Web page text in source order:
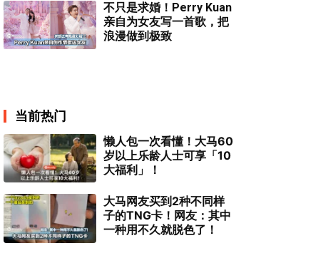
不只是求婚！Perry Kuan
亲自为女友写一首歌，把
浪漫做到极致
当前热门
懒人包一次看懂！大马60
岁以上乐龄人士可享「10
大福利」！
大马网友买到2种不同样
子的TNG卡！网友：其中
一种用不久就脱色了！